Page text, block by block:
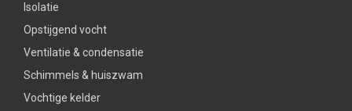
Isolatie
Opstijgend vocht
Ventilatie & condensatie
Schimmels & huiszwam
Vochtige kelder